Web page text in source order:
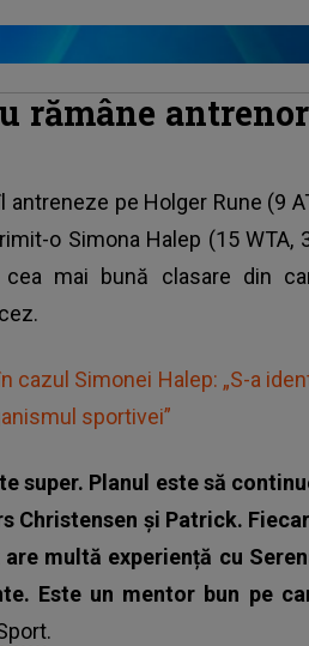
rămâne
pe Holger Rune (9
o Simona Halep (15 WTA,
mai bună clasare din
cazul Simonei Halep: „S-a
sportivei”
super. Planul este să
Christensen și Patrick.
multă experiență cu
Este un mentor bun pe
.